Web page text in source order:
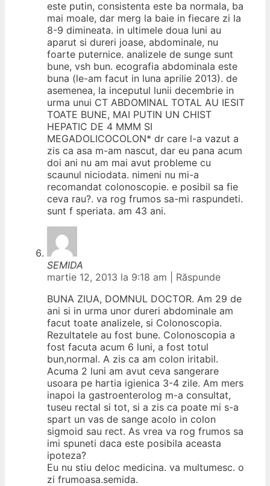
este putin, consistenta este ba normala, ba
mai moale, dar merg la baie in fiecare zi la
8-9 dimineata. in ultimele doua luni au
aparut si dureri joase, abdominale, nu
foarte puternice. analizele de sunge sunt
bune, vsh bun. ecografia abdominala este
buna (le-am facut in luna aprilie 2013). de
asemenea, la inceputul lunii decembrie in
urma unui CT ABDOMINAL TOTAL AU IESIT
TOATE BUNE, MAI PUTIN UN CHIST
HEPATIC DE 4 MMM SI
MEGADOLICOCOLON* dr care l-a vazut a
zis ca asa m-am nascut, dar eu pana acum
doi ani nu am mai avut probleme cu
scaunul niciodata. nimeni nu mi-a
recomandat colonoscopie. e posibil sa fie
ceva rau?. va rog frumos sa-mi raspundeti.
sunt f speriata. am 43 ani.
SEMIDA
martie 12, 2013 la 9:18 am
Răspunde
BUNA ZIUA, DOMNUL DOCTOR. Am 29 de
ani si in urma unor dureri abdominale am
facut toate analizele, si Colonoscopia.
Rezultatele au fost bune. Colonoscopia a
fost facuta acum 6 luni, a fost totul
bun,normal. A zis ca am colon iritabil.
Acuma 2 luni am avut ceva sangerare
usoara pe hartia igienica 3-4 zile. Am mers
inapoi la gastroenterolog m-a consultat,
tuseu rectal si tot, si a zis ca poate mi s-a
spart un vas de sange acolo in colon
sigmoid sau rect. As vrea va rog frumos sa
imi spuneti daca este posibila aceasta
ipoteza?
Eu nu stiu deloc medicina. va multumesc. o
zi frumoasa.semida.